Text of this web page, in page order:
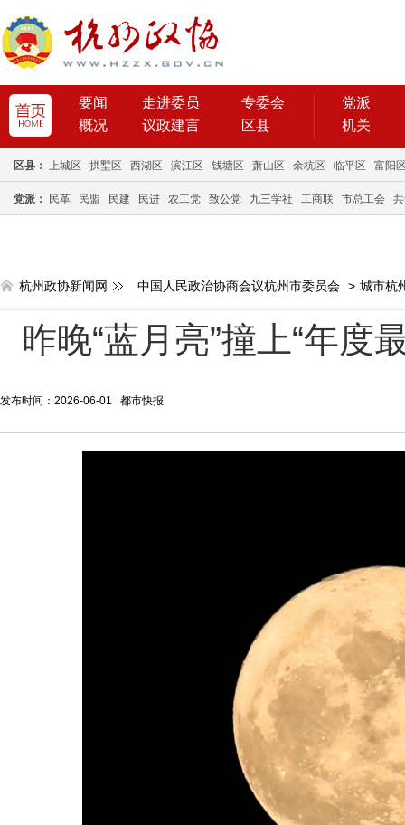
要闻 走进委员
专委会
概况
议政建言 区县
党派
机关
区县： 上城区 拱墅区 西湖区 滨江区 钱塘区 萧山区 余杭区 临平区 富阳
党派： 民革 民盟 民建 民进 农工党 致公党 九三学社 工商联 市总工会
杭州政协新闻网 中国人民政治协商会议杭州市委员会 > 城市杭
昨晚“蓝月亮”撞上“年度
发布时间：2026-06-01 都市快报